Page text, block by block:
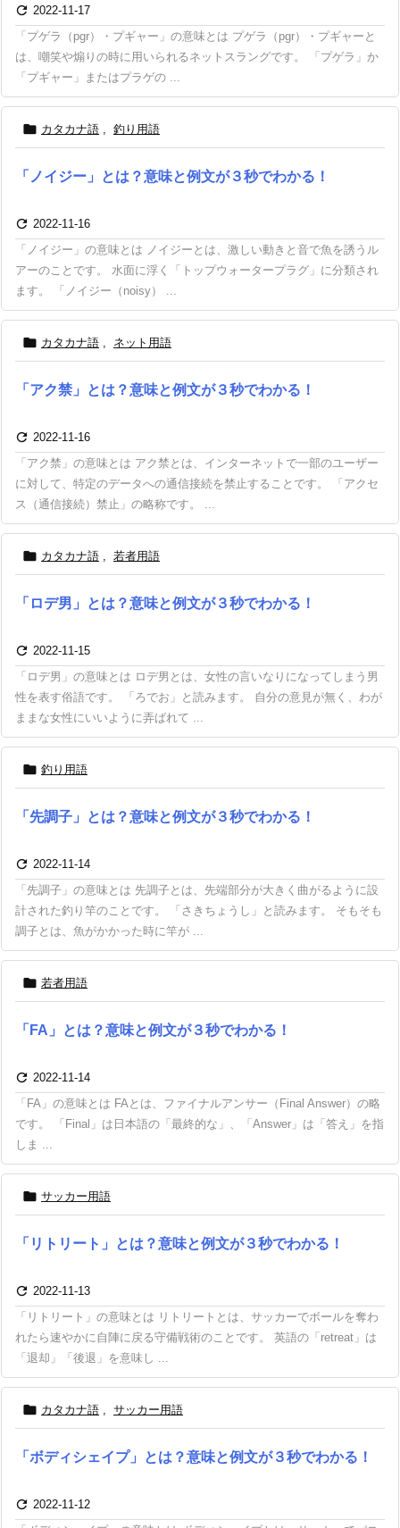
 2022-11-17
「プゲラ（pgr）・プギャー」の意味とは プゲラ（pgr）・プギャーと
は、嘲笑や煽りの時に用いられるネットスラングです。 「プゲラ」か
「プギャー」またはプラゲの ...
 カタカナ語 , 釣り用語
「ノイジー」とは？意味と例文が３秒でわかる！
 2022-11-16
「ノイジー」の意味とは ノイジーとは、激しい動きと音で魚を誘うル
アーのことです。 水面に浮く「トップウォータープラグ」に分類され
ます。 「ノイジー（noisy） ...
 カタカナ語 , ネット用語
「アク禁」とは？意味と例文が３秒でわかる！
 2022-11-16
「アク禁」の意味とは アク禁とは、インターネットで一部のユーザー
に対して、特定のデータへの通信接続を禁止することです。 「アクセ
ス（通信接続）禁止」の略称です。 ...
 カタカナ語 , 若者用語
「ロデ男」とは？意味と例文が３秒でわかる！
 2022-11-15
「ロデ男」の意味とは ロデ男とは、女性の言いなりになってしまう男
性を表す俗語です。 「ろでお」と読みます。 自分の意見が無く、わが
ままな女性にいいように弄ばれて ...
 釣り用語
「先調子」とは？意味と例文が３秒でわかる！
 2022-11-14
「先調子」の意味とは 先調子とは、先端部分が大きく曲がるように設
計された釣り竿のことです。 「さきちょうし」と読みます。 そもそも
調子とは、魚がかかった時に竿が ...
 若者用語
「FA」とは？意味と例文が３秒でわかる！
 2022-11-14
「FA」の意味とは FAとは、ファイナルアンサー（Final Answer）の略
です。 「Final」は日本語の「最終的な」、「Answer」は「答え」を指
しま ...
 サッカー用語
「リトリート」とは？意味と例文が３秒でわかる！
 2022-11-13
「リトリート」の意味とは リトリートとは、サッカーでボールを奪わ
れたら速やかに自陣に戻る守備戦術のことです。 英語の「retreat」は
「退却」「後退」を意味し ...
 カタカナ語 , サッカー用語
「ボディシェイプ」とは？意味と例文が３秒でわかる！
 2022-11-12